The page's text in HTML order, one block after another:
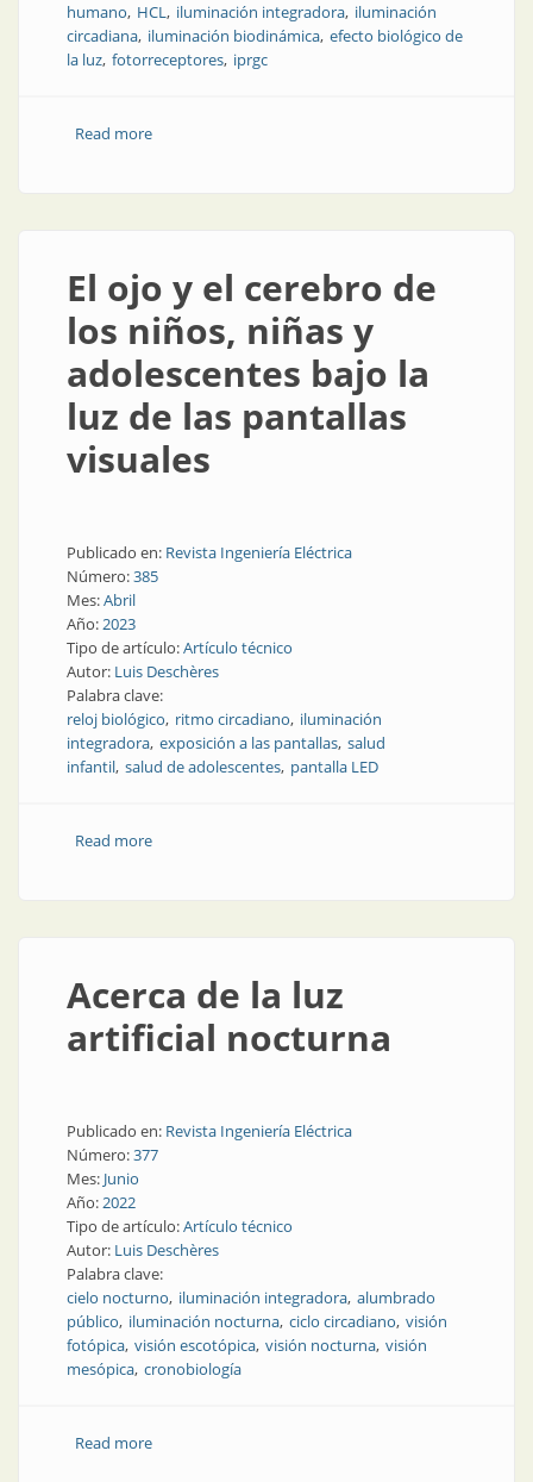
humano HCL iluminación integradora iluminación
circadiana iluminación biodinámica efecto biológico de
la luz fotorreceptores iprgc
Read moreabout La luz adecuada en el momento adecuado
El ojo y el cerebro de
los niños, niñas y
adolescentes bajo la
luz de las pantallas
visuales
Publicado en: Revista Ingeniería Eléctrica
Número:385
Mes:Abril
Año:2023
Tipo de artículo:Artículo técnico
Autor: Luis Deschères
Palabra clave:
reloj biológico ritmo circadiano iluminación
integradora exposición a las pantallas salud
infantil salud de adolescentes pantalla LED
Read moreabout El ojo y el cerebro de los niños, niñas y
Acerca de la luz
artificial nocturna
Publicado en: Revista Ingeniería Eléctrica
Número:377
Mes: Junio
Año:2022
Tipo de artículo:Artículo técnico
Autor: Luis Deschères
Palabra clave:
cielo nocturno iluminación integradora alumbrado
público iluminación nocturna ciclo circadiano visión
fotópica visión escotópica visión nocturna visión
mesópica cronobiología
Read moreabout Acerca de la luz artificial nocturna